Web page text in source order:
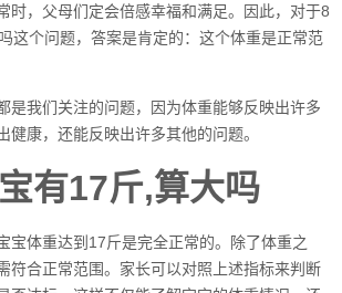
时，父母们定会倍感幸福和满足。因此，对于8
这个问题，答案是肯定的：这个体重是正常范
是我们关注的问题，因为体重能够反映出许多
健康，还能反映出许多其他的问题。
有17斤,算大吗
宝体重达到17斤是完全正常的。除了体重之
符合正常范围。家长可以对照上述指标来判断